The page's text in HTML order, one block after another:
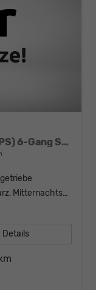
Basis (Basis) 1.5 TSI 110kW (150 PS) 6-Gang Schaltgetriebe
Schwarz, Mitternachtsschwarz (0E)
Details